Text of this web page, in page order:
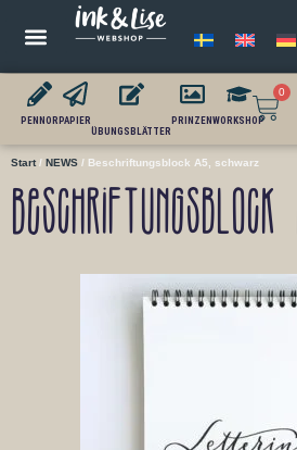
PENNOR PAPIER
ÜBUNGSBLÄTTER
PRINZEN WORKSHOP
0
Start/ NEWS / Beschriftungsblock A5, schwarz